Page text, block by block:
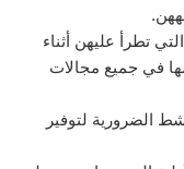
تطرأ عليهن أثناء
في جميع مجالات
الضرورية لتوفير